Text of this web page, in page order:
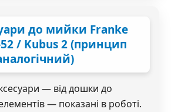
до мийки Franke
52 / Kubus 2 (принцип
— від дошки до
— показані в роботі.